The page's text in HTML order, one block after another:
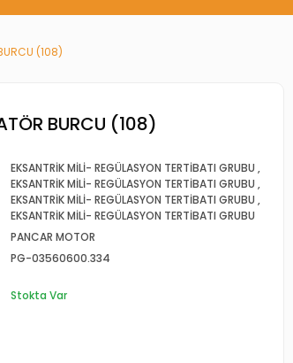
(108)
BURCU (108)
EKSANTRİK MİLİ- REGÜLASYON TERTİBATI GRUBU ,
EKSANTRİK MİLİ- REGÜLASYON TERTİBATI GRUBU ,
EKSANTRİK MİLİ- REGÜLASYON TERTİBATI GRUBU ,
EKSANTRİK MİLİ- REGÜLASYON TERTİBATI GRUBU
PANCAR MOTOR
PG-03560600.334
Stokta Var